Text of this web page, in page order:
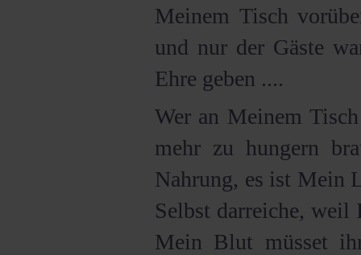
Meinem Tisch
und nur der Gäste
Ehre geben ....
Wer an Meinem
mehr zu hungern
Nahrung, es ist Mein
Selbst darreiche,
Mein Blut müsset